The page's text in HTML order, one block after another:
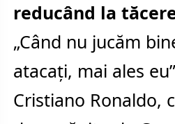
reducând la
„Când nu jucăm
atacaţi, mai ales
Cristiano Ronaldo,